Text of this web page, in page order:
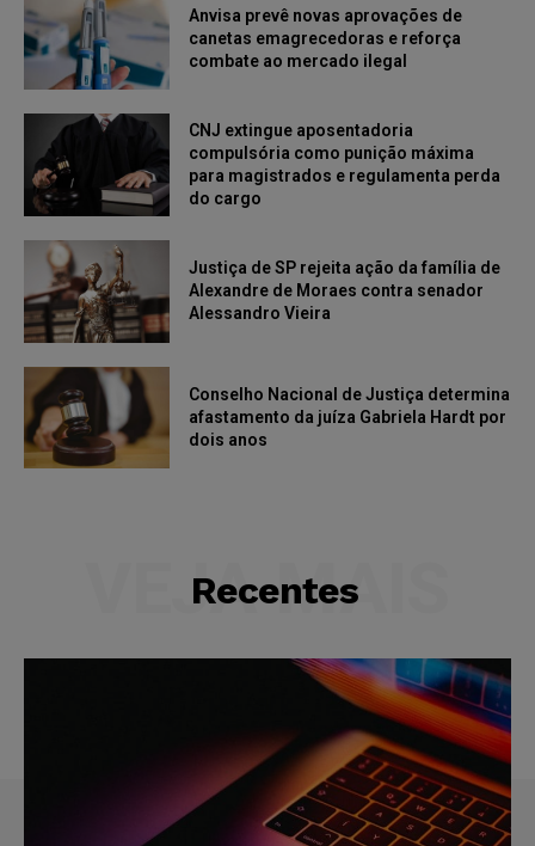
Anvisa prevê novas aprovações de
canetas emagrecedoras e reforça
combate ao mercado ilegal
CNJ extingue aposentadoria
compulsória como punição máxima
para magistrados e regulamenta perda
do cargo
Justiça de SP rejeita ação da família de
Alexandre de Moraes contra senador
Alessandro Vieira
Conselho Nacional de Justiça determina
afastamento da juíza Gabriela Hardt por
dois anos
Recentes
VEJA MAIS